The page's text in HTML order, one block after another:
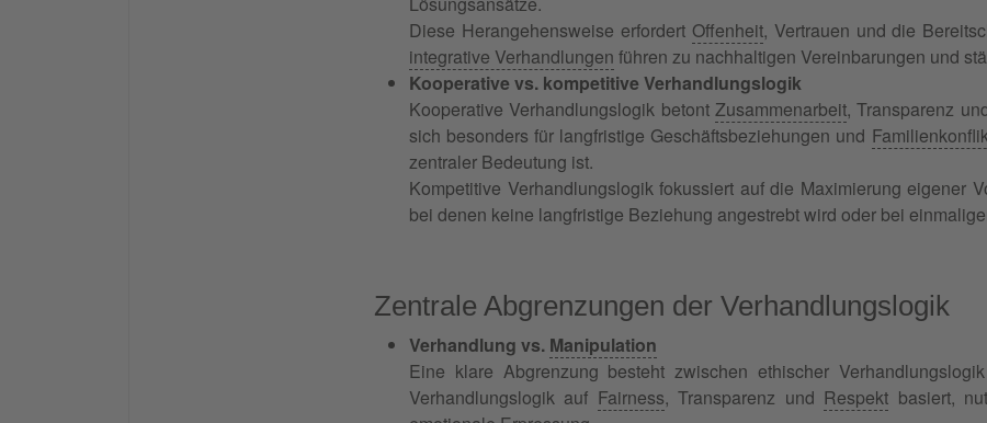
Diese Herangehensweise erfordert Offenheit, Vertrauen und die
integrative Verhandlungen führen zu nachhaltigen Vereinbarungen und
Kooperative vs. kompetitive Verhandlungslogik
Kooperative Verhandlungslogik betont Zusammenarbeit, Transparenz
sich besonders für langfristige Geschäftsbeziehungen und
zentraler Bedeutung ist.
Kompetitive Verhandlungslogik fokussiert auf die Maximierung eigener
bei denen keine langfristige Beziehung angestrebt wird oder bei
Zentrale Abgrenzungen der Verhandlungslogik
Verhandlung vs. Manipulation
Eine klare Abgrenzung besteht zwischen ethischer
Verhandlungslogik auf Fairness, Transparenz und Respekt basiert,